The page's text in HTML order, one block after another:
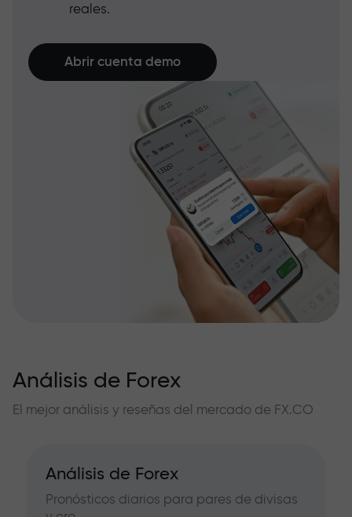
reales.
Abrir cuenta demo
Análisis de Forex
El mejor análisis y reseñas del mercado de FX.CO
Análisis de Forex
Pronósticos diarios para pares de divisas